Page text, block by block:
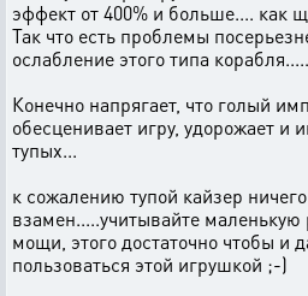
эффект от 400% и больше.... как
Так что есть проблемы
ослабление этого типа корабля.....
Конечно напрягает, что голый
обесценивает игру, удорожает и
тупых...
к сожалению тупой кайзер
взамен.....учитывайте маленькую
мощи, этого достаточно чтобы и
пользоваться этой игрушкой ;-)